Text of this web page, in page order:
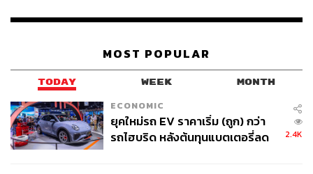
MOST POPULAR
TODAY WEEK MONTH
ECONOMIC
ยุคใหม่รถ EV ราคาเริ่ม (ถูก) กว่า
รถไฮบริด หลังต้นทุนแบตเตอรี่ลด
2.4K